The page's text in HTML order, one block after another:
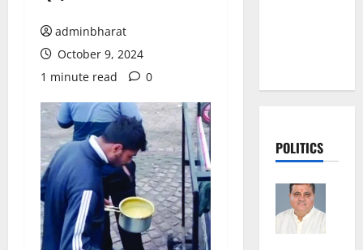
adminbharat
October 9, 2024
1 minute read
0
POLITICS